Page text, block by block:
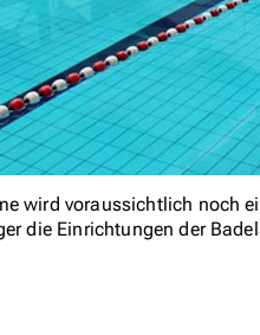
wird voraussichtlich noch
die Einrichtungen der